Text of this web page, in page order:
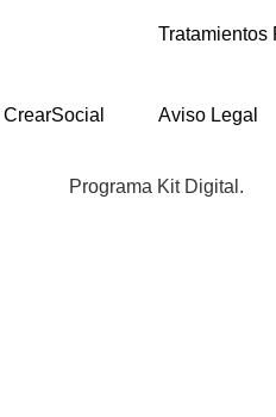
Tratamientos
CrearSocial Aviso Legal